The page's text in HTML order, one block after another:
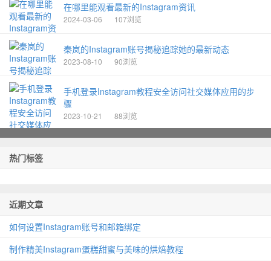
在哪里能观看最新的Instagram资讯
2024-03-06 107浏览
秦岚的Instagram账号揭秘追踪她的最新动态
2023-08-10 90浏览
手机登录Instagram教程安全访问社交媒体应用的步
骤
2023-10-21 88浏览
热门标签
近期文章
如何设置Instagram账号和邮箱绑定
制作精美Instagram蛋糕甜蜜与美味的烘焙教程